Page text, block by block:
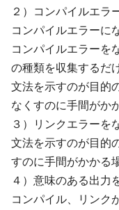
２）コンパイルエラ
コンパイルエラーに
コンパイルエラーを
の種類を収集するだ
文法を示すのが目的
なくすのに手間がか
３）リンクエラーを
文法を示すのが目的
すのに手間がかかる
４）意味のある出力
コンパイル、リンク